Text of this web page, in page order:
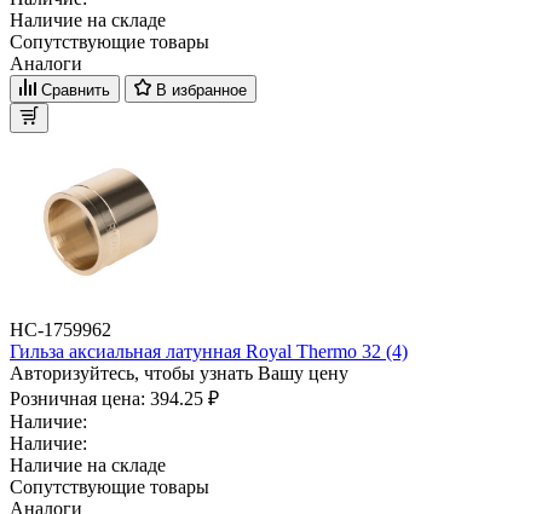
Наличие на складе
Сопутствующие товары
Аналоги
Сравнить В избранное
НС-1759962
Гильза аксиальная латунная Royal Thermo 32 (4)
Авторизуйтесь, чтобы узнать Вашу цену
Розничная цена: 394.25 ₽
Наличие:
Наличие:
Наличие на складе
Сопутствующие товары
Аналоги